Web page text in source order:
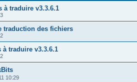
à traduire v3.3.6.1
traduction des fichiers
à traduire v3.3.6.1
10:29